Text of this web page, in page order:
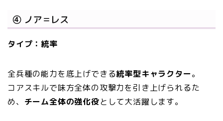
④ ノア＝レス
タイプ：統率
全兵種の能力を底上げできる統率型キャラクター。
コアスキルで味方全体の攻撃力を引き上げられるた
め、 チーム全体の強化役として大活躍します。